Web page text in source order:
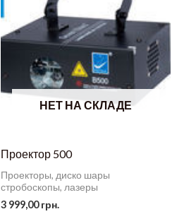
НЕТ НА СКЛАДЕ
Проектор 500
Проекторы, диско шары
стробоскопы, лазеры
3 999,00грн.